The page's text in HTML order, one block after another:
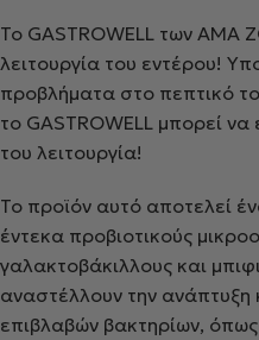
Το GASTROWELL των AMA
λειτουργία του εντέρου!
προβλήματα στο πεπτικό
το GASTROWELL μπορεί
του λειτουργία!
Το προϊόν αυτό αποτελεί
έντεκα προβιοτικούς
γαλακτοβάκιλλους και
αναστέλλουν την ανάπτυξη
επιβλαβών βακτηρίων,